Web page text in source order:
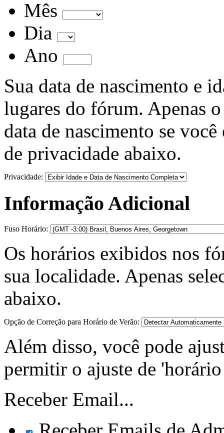
Mês
Dia
Ano
Sua data de nascimento e
lugares do fórum. Apenas
data de nascimento se
de privacidade abaixo.
Privacidade:
Informação Adicional
Fuso Horário:
Os horários exibidos nos
sua localidade. Apenas
abaixo.
Opção de Correção para Horário de Verão:
Além disso, você pode
permitir o ajuste de
Receber Email...